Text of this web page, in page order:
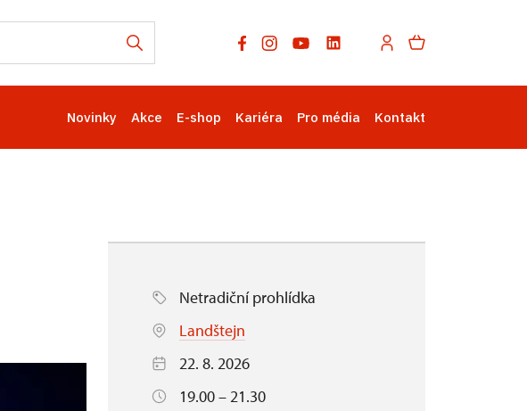
Novinky Akce E-shop Kariéra Pro média Kontakt
Netradiční prohlídka
Landštejn
22. 8. 2026
19.00 – 21.30